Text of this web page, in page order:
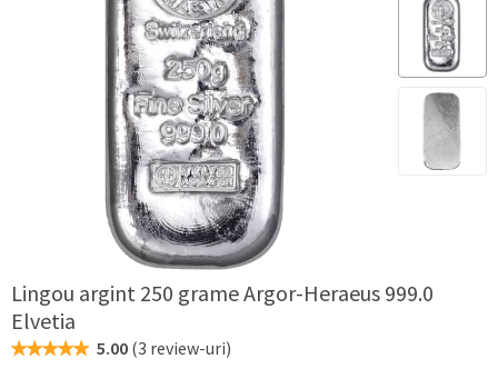
Lingou argint 250 grame Argor-Heraeus 999.0
Elvetia
5.00 (3 review-uri)